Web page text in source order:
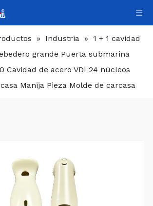
» Industria »
1 + 1 cavidad
grande Puerta submarina
Cavidad de acero VDI 24 núcleos
Manija Pieza Molde de carcasa